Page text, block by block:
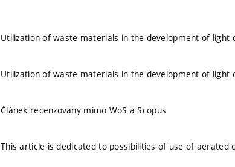
Utilization of waste materials in the development of
Utilization of waste materials in the development of
Článek recenzovaný mimo WoS a Scopus
This article is dedicated to possibilities of use of